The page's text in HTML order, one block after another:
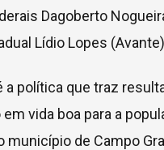
Dagoberto
Lídio Lopes
a política que traz
vida boa para a
município de Campo